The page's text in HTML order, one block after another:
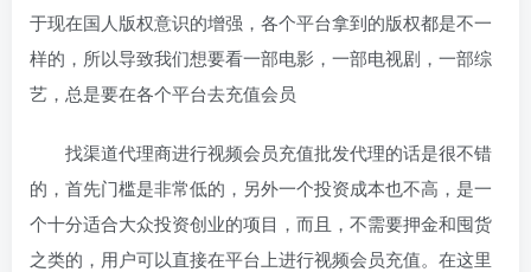
于现在国人版权意识的增强，各个平台拿到的版权都是不一
样的，所以导致我们想要看一部电影，一部电视剧，一部综
艺，总是要在各个平台去充值会员
找渠道代理商进行视频会员充值批发代理的话是很不错
的，首先门槛是非常低的，另外一个投资成本也不高，是一
个十分适合大众投资创业的项目，而且，不需要押金和囤货
之类的，用户可以直接在平台上进行视频会员充值。在这里